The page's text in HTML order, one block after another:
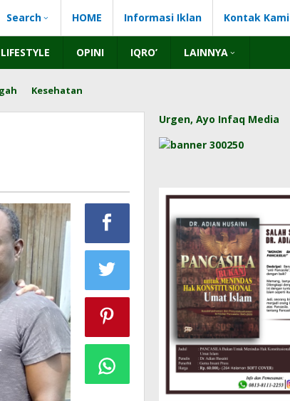
Search HOME Informasi Iklan Kontak Kami
OPINI IQRO’ LAINNYA
Kesehatan
Urgen, Ayo Infaq Media